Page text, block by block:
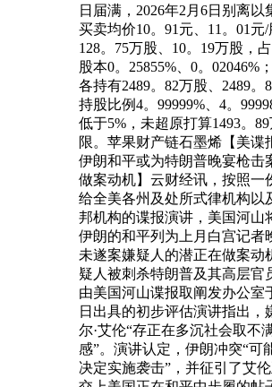
日届满，2026年2月6日别离以
买卖均价10。91元、11。01元
128。75万股、10。19万股，
股本0。25855%、0。02046%
各持有2489。82万股、2489。
持股比例4。99999%、4。
低于5%，未超原打算1493。
限。苹果财产链石墨烯【美谍
伊朗和平或为特朗普晚宴枪击
做案动机】云财经讯，按照一
给全美各州及处所式律机构以
邦机构的谍报演讲，美国河山
伊朗的和平列为上月白宫记者
未遂案嫌疑人的潜正在做案动
疑人被刺杀特朗普及其高层官
由美国河山谍报取阐发办公室
日出具的初步评估演讲指出，
尔·艾伦“存正在多沉社会取不
感”。演讲认定，伊朗冲突“可
决定实施袭击”，并征引了艾